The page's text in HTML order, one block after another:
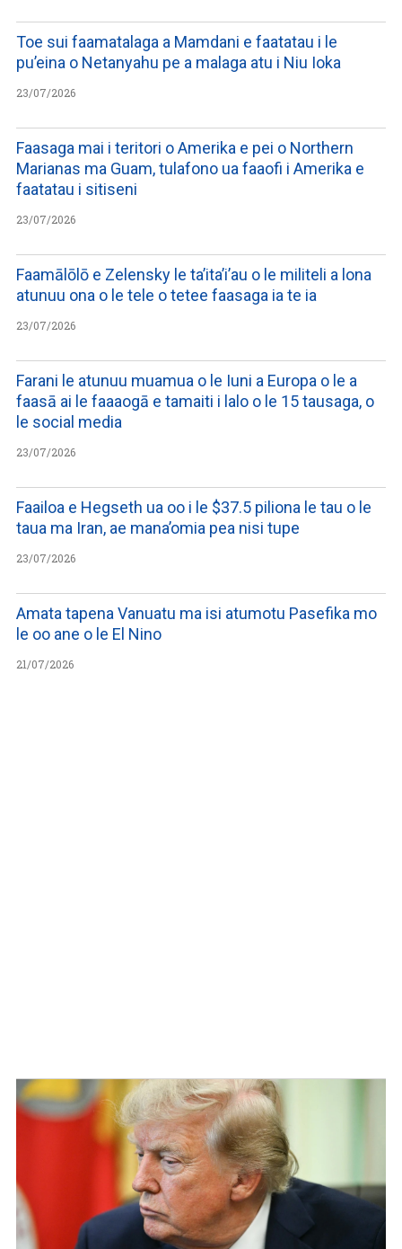
Toe sui faamatalaga a Mamdani e faatatau i le
pu’eina o Netanyahu pe a malaga atu i Niu Ioka
23/07/2026
Faasaga mai i teritori o Amerika e pei o Northern
Marianas ma Guam, tulafono ua faaofi i Amerika e
faatatau i sitiseni
23/07/2026
Faamālōlō e Zelensky le ta’ita’i’au o le militeli a lona
atunuu ona o le tele o tetee faasaga ia te ia
23/07/2026
Farani le atunuu muamua o le Iuni a Europa o le a
faasā ai le faaaogā e tamaiti i lalo o le 15 tausaga, o
le social media
23/07/2026
Faailoa e Hegseth ua oo i le $37.5 piliona le tau o le
taua ma Iran, ae mana’omia pea nisi tupe
23/07/2026
Amata tapena Vanuatu ma isi atumotu Pasefika mo
le oo ane o le El Nino
21/07/2026